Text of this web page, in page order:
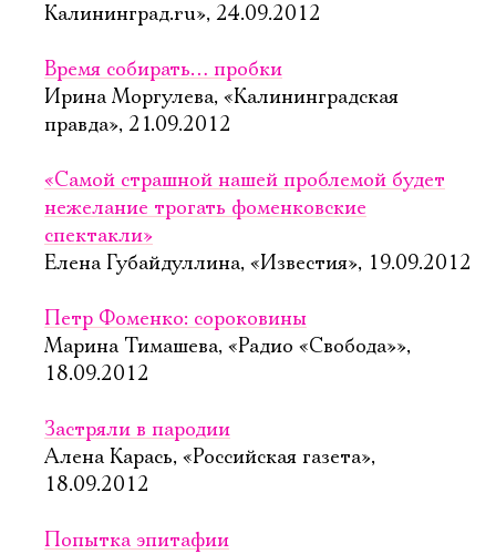
Калининград.ru», 24.09.2012
Время собирать… пробки
Ирина Моргулева, «Калининградская
правда», 21.09.2012
«Самой страшной нашей проблемой будет
нежелание трогать фоменковские
спектакли»
Елена Губайдуллина, «Известия», 19.09.2012
Петр Фоменко: сороковины
Марина Тимашева, «Радио «Свобода»»,
18.09.2012
Застряли в пародии
Алена Карась, «Российская газета»,
18.09.2012
Попытка эпитафии